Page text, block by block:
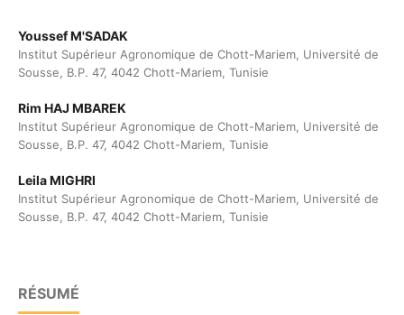
Youssef M'SADAK
Institut Supérieur Agronomique de Chott-Mariem, Université de
Sousse, B.P. 47, 4042 Chott-Mariem, Tunisie
Rim HAJ MBAREK
Institut Supérieur Agronomique de Chott-Mariem, Université de
Sousse, B.P. 47, 4042 Chott-Mariem, Tunisie
Leila MIGHRI
Institut Supérieur Agronomique de Chott-Mariem, Université de
Sousse, B.P. 47, 4042 Chott-Mariem, Tunisie
RÉSUMÉ